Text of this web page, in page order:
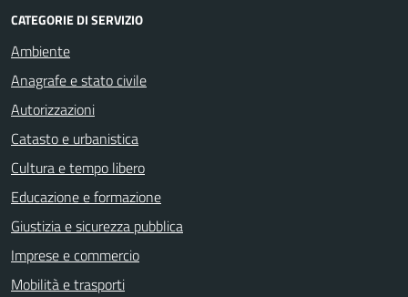
CATEGORIE DI SERVIZIO
Ambiente
Anagrafe e stato civile
Autorizzazioni
Catasto e urbanistica
Cultura e tempo libero
Educazione e formazione
Giustizia e sicurezza pubblica
Imprese e commercio
Mobilità e trasporti